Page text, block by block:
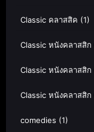
Classic คลาสสิค (1)
Classic หนังคลาสสิก
Classic หนังคลาสสิก
Classic หนังคลาสสิก
comedies (1)